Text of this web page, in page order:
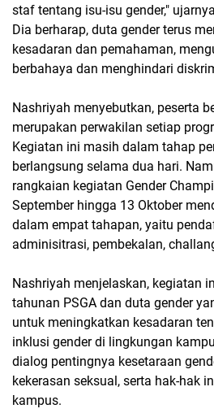
staf tentang isu-isu gender,"
Dia berharap, duta gender terus
kesadaran dan pemahaman,
berbahaya dan menghindari
Nashriyah menyebutkan, peserta
merupakan perwakilan setiap
Kegiatan ini masih dalam tahap
berlangsung selama dua hari.
rangkaian kegiatan Gender
September hingga 13 Oktober
dalam empat tahapan, yaitu
adminisitrasi, pembekalan,
Nashriyah menjelaskan, kegiatan
tahunan PSGA dan duta gender
untuk meningkatkan kesadaran
inklusi gender di lingkungan
dialog pentingnya kesetaraan
kekerasan seksual, serta hak-hak
kampus.